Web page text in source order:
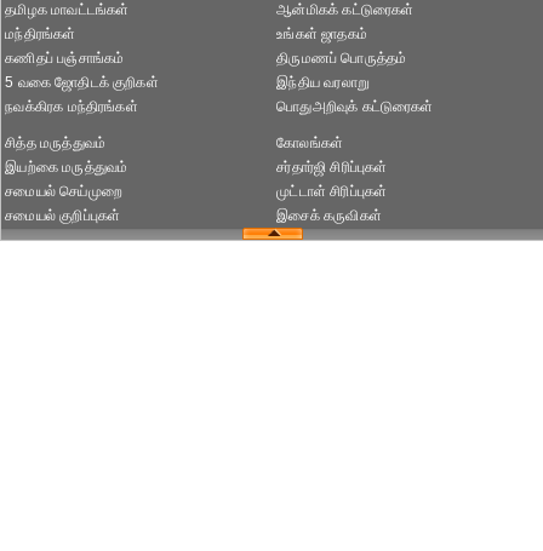
தமிழக மாவட்டங்கள்
ஆன்மிகக் கட்டுரைகள்
மந்திரங்கள்
கணிதப் பஞ்சாங்கம்
5 வகை ஜோதிடக் குறிகள்
நவக்கிரக மந்திரங்கள்
உங்கள் ஜாதகம்
திருமணப் பொருத்தம்
இந்திய வரலாறு
பொதுஅறிவுக் கட்டுரைகள்
சித்த மருத்துவம்
இயற்கை மருத்துவம்
சமையல் செய்முறை
சமையல் குறிப்புகள்
கோலங்கள்
சர்தார்ஜி சிரிப்புகள்
முட்டாள் சிரிப்புகள்
இசைக் கருவிகள்